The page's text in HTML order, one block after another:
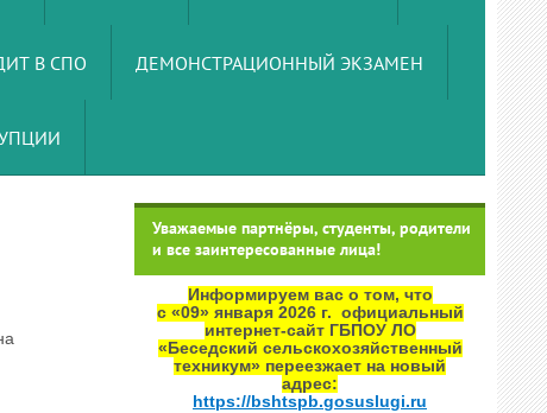
В СПО ДЕМОНСТРАЦИОННЫЙ ЭКЗАМЕН
Уважаемые партнёры, студенты, родители
и все заинтересованные лица!
Информируем вас о том, что
с «09» января 2026 г. официальный
интернет‑сайт ГБПОУ ЛО
«Беседский сельскохозяйственный
техникум» переезжает на новый
адрес:
https://bshtspb.gosuslugi.ru